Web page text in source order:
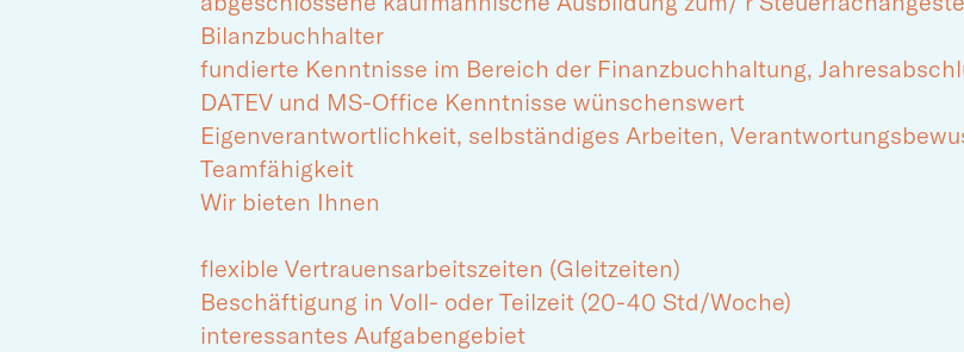
Bilanzbuchhalter
fundierte Kenntnisse im Bereich der Finanzbuchhaltung,
DATEV und MS-Office Kenntnisse wünschenswert
Eigenverantwortlichkeit, selbständiges Arbeiten,
Teamfähigkeit
Wir bieten Ihnen
flexible Vertrauensarbeitszeiten (Gleitzeiten)
Beschäftigung in Voll- oder Teilzeit (20-40 Std/Woche)
interessantes Aufgabengebiet